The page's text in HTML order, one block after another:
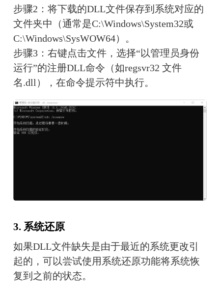
步骤2：将下载的DLL文件保存到系统对应的
文件夹中（通常是C:\Windows\System32或
C:\Windows\SysWOW64）。
步骤3：右键点击文件，选择“以管理员身份
运行”的注册DLL命令（如regsvr32 文件
名.dll），在命令提示符中执行。
3. 系统还原
如果DLL文件缺失是由于最近的系统更改引
起的，可以尝试使用系统还原功能将系统恢
复到之前的状态。